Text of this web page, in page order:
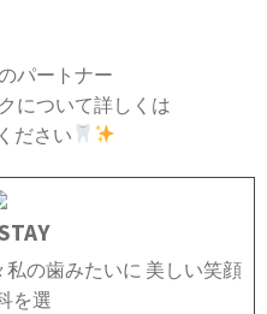
パートナー
について詳しくは
ださい
の歯みたいに 美しい笑顔
を選